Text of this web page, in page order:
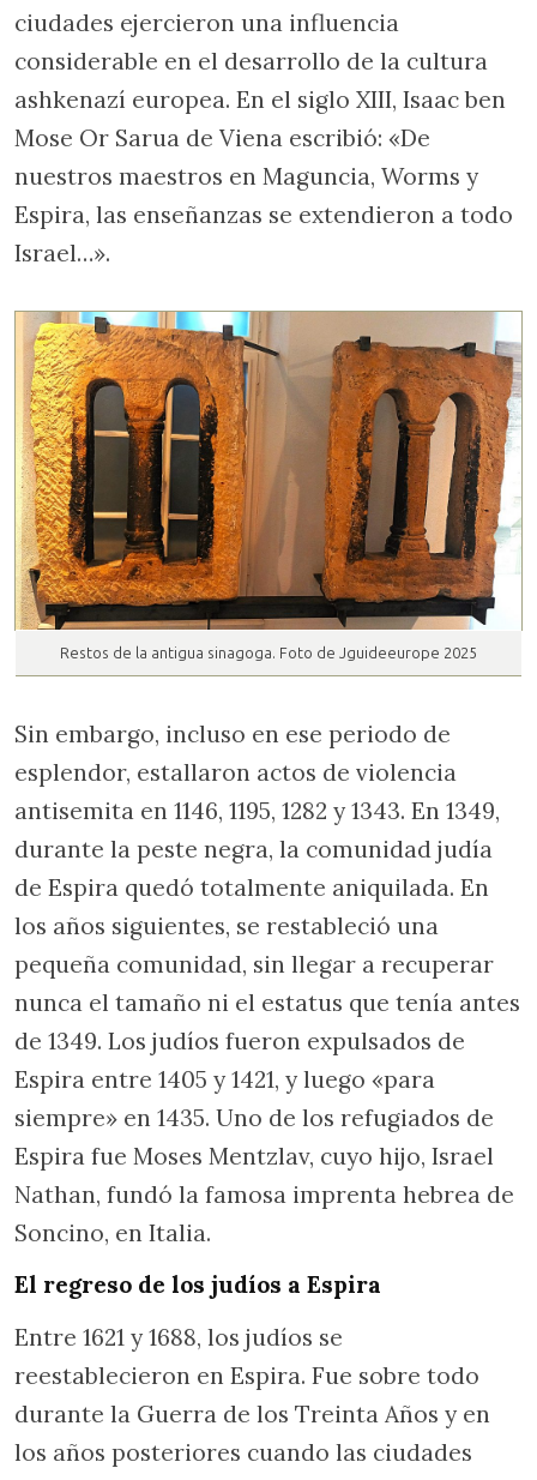
ciudades ejercieron una influencia
considerable en el desarrollo de la cultura
ashkenazí europea. En el siglo XIII, Isaac ben
Mose Or Sarua de Viena escribió: «De
nuestros maestros en Maguncia, Worms y
Espira, las enseñanzas se extendieron a todo
Israel…».
Restos de la antigua sinagoga. Foto de Jguideeurope 2025
Sin embargo, incluso en ese periodo de
esplendor, estallaron actos de violencia
antisemita en 1146, 1195, 1282 y 1343. En 1349,
durante la peste negra, la comunidad judía
de Espira quedó totalmente aniquilada. En
los años siguientes, se restableció una
pequeña comunidad, sin llegar a recuperar
nunca el tamaño ni el estatus que tenía antes
de 1349. Los judíos fueron expulsados de
Espira entre 1405 y 1421, y luego «para
siempre» en 1435. Uno de los refugiados de
Espira fue Moses Mentzlav, cuyo hijo, Israel
Nathan, fundó la famosa imprenta hebrea de
Soncino, en Italia.
El regreso de los judíos a Espira
Entre 1621 y 1688, los judíos se
reestablecieron en Espira. Fue sobre todo
durante la Guerra de los Treinta Años y en
los años posteriores cuando las ciudades